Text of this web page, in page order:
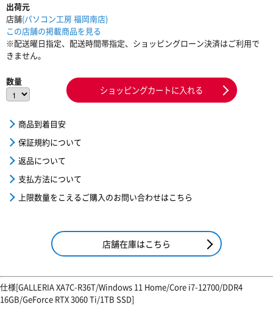
出荷元
店舗(パソコン工房 福岡南店)
この店舗の掲載商品を見る
※配送曜日指定、配送時間帯指定、ショッピングローン決済はご利用で
きません。
数量
ショッピングカートに入れる
商品到着目安
保証規約について
返品について
支払方法について
上限数量をこえるご購入のお問い合わせはこちら
店舗在庫はこちら
仕様[GALLERIA XA7C-R36T/Windows 11 Home/Core i7-12700/DDR4
16GB/GeForce RTX 3060 Ti/1TB SSD]